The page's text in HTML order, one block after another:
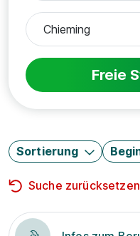
Freie
Sortierung
Suche zurücksetzen